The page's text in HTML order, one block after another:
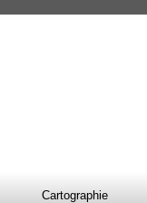
Cartographie